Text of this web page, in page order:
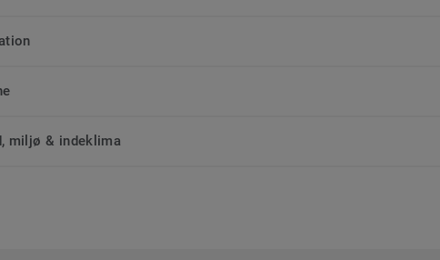
miljø & indeklima